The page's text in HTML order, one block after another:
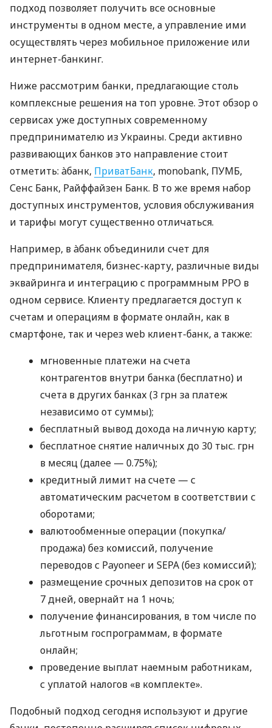
подход позволяет получить все основные
инструменты в одном месте, а управление ими
осуществлять через мобильное приложение или
интернет-банкинг.
Ниже рассмотрим банки, предлагающие столь
комплексные решения на топ уровне. Этот обзор о
сервисах уже доступных современному
предпринимателю из Украины. Среди активно
развивающих банков это направление стоит
отметить: àбанк, ПриватБанк, monobank, ПУМБ,
Сенс Банк, Райффайзен Банк. В то же время набор
доступных инструментов, условия обслуживания
и тарифы могут существенно отличаться.
Например, в àбанк объединили счет для
предпринимателя, бизнес-карту, различные виды
эквайринга и интеграцию с программным РРО в
одном сервисе. Клиенту предлагается доступ к
счетам и операциям в формате онлайн, как в
смартфоне, так и через web клиент-банк, а также:
мгновенные платежи на счета
контрагентов внутри банка (бесплатно) и
счета в других банках (3 грн за платеж
независимо от суммы);
бесплатный вывод дохода на личную карту;
бесплатное снятие наличных до 30 тыс. грн
в месяц (далее — 0.75%);
кредитный лимит на счете — с
автоматическим расчетом в соответствии с
оборотами;
валютообменные операции (покупка/
продажа) без комиссий, получение
переводов с Payoneer и SEPA (без комиссий);
размещение срочных депозитов на срок от
7 дней, овернайт на 1 ночь;
получение финансирования, в том числе по
льготным госпрограммам, в формате
онлайн;
проведение выплат наемным работникам,
с уплатой налогов «в комплекте».
Подобный подход сегодня используют и другие